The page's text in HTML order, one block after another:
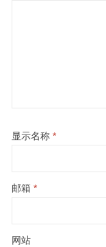
显示名称 *
邮箱 *
网站